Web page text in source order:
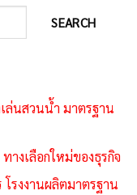
SEARCH
ล่นสวนน้ำ มาตรฐาน
างเลือกใหม่ของธุรกิจ
รงงานผลิตมาตรฐาน